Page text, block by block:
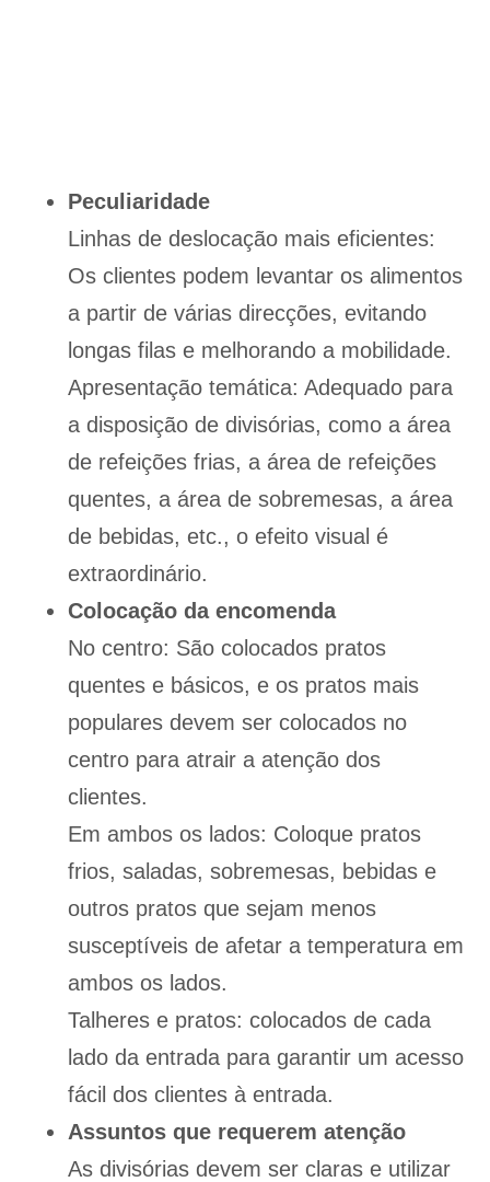
Peculiaridade
Linhas de deslocação mais eficientes:
Os clientes podem levantar os alimentos
a partir de várias direcções, evitando
longas filas e melhorando a mobilidade.
Apresentação temática: Adequado para
a disposição de divisórias, como a área
de refeições frias, a área de refeições
quentes, a área de sobremesas, a área
de bebidas, etc., o efeito visual é
extraordinário.
Colocação da encomenda
No centro: São colocados pratos
quentes e básicos, e os pratos mais
populares devem ser colocados no
centro para atrair a atenção dos
clientes.
Em ambos os lados: Coloque pratos
frios, saladas, sobremesas, bebidas e
outros pratos que sejam menos
susceptíveis de afetar a temperatura em
ambos os lados.
Talheres e pratos: colocados de cada
lado da entrada para garantir um acesso
fácil dos clientes à entrada.
Assuntos que requerem atenção
As divisórias devem ser claras e utilizar